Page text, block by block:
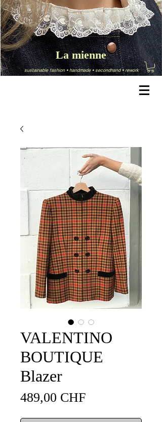
sustainable fashion •handmade•secondhand•rework
La mienne
VALENTINO
BOUTIQUE
Blazer
489,00 CHFPreis